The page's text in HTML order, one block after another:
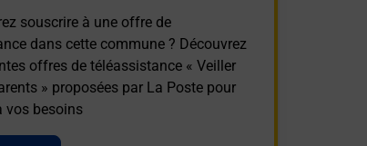
souscrire à une offre de
dans cette commune ? Découvrez
offres de téléassistance « Veiller
» proposées par La Poste pour
vos besoins